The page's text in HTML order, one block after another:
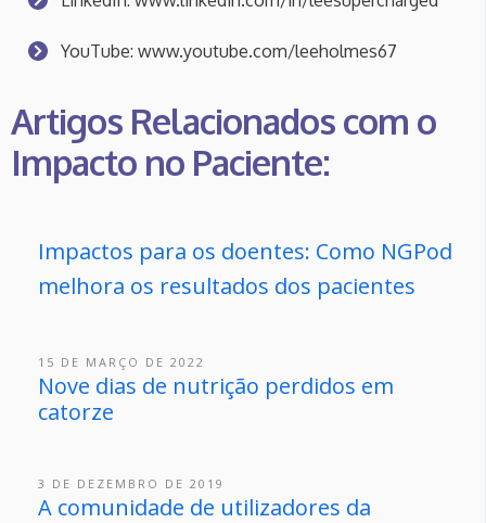
YouTube: www.youtube.com/leeholmes67
Artigos Relacionados com o
Impacto no Paciente:
Impactos para os doentes: Como NGPod
melhora os resultados dos pacientes
15 DE MARÇO DE 2022
Nove dias de nutrição perdidos em
catorze
3 DE DEZEMBRO DE 2019
A comunidade de utilizadores da